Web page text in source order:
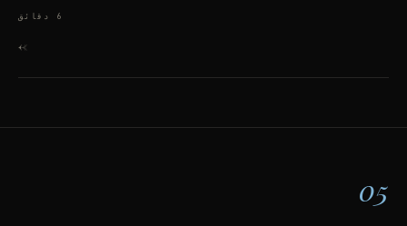
6 دقائق
->
05